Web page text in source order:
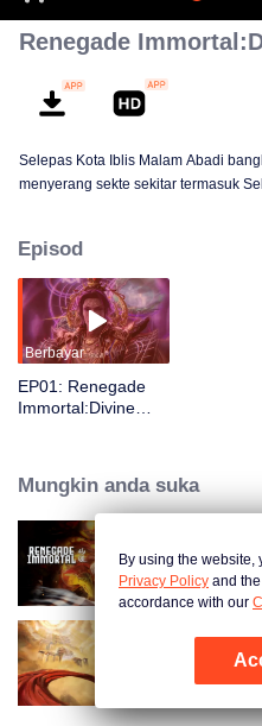
Renegade
Selepas Kota Iblis Malam Abadi
menyerang sekte sekitar termasuk
ada konspirasi seribu tahun di
dan gabungan Wang Lin dengan
menewaskan Raja Iblis.
Episod
Berbayar
EP01: Renegade
Immortal:Divine
Mungkin anda suka
By using the
Privacy Policy and
accordance with our